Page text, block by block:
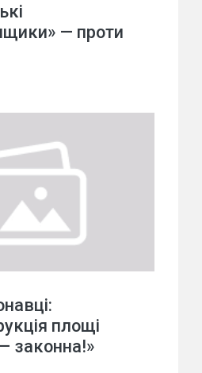
— проти
площі
законна!»